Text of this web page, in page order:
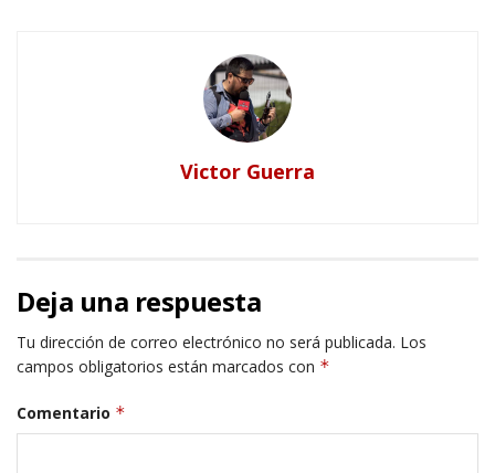
Victor Guerra
Deja una respuesta
Tu dirección de correo electrónico no será publicada. Los
campos obligatorios están marcados con *
Comentario *